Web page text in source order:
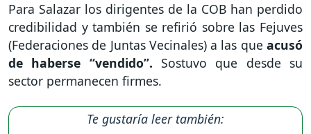
Para Salazar los dirigentes de la COB han perdido
credibilidad y también se refirió sobre las Fejuves
(Federaciones de Juntas Vecinales) a las que acusó
de haberse “vendido”. Sostuvo que desde su
sector permanecen firmes.
Te gustaría leer también: